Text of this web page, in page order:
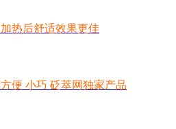
加热后舒适效果更佳
便 小巧 砭萃网独家产品